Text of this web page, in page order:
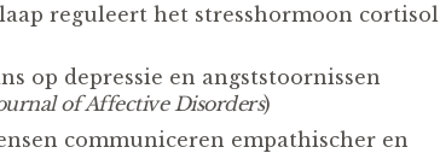
reguleert het stresshormoon cortisol
op depressie en angststoornissen
of Affective Disorders)
communiceren empathischer en